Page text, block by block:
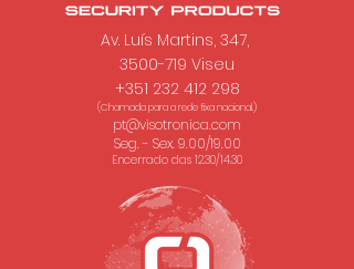
Av. Luís Martins, 347,
3500-719 Viseu
+351 232 412 298
(Chamada para a rede fixa nacional.)
pt@visotronica.com
Seg. - Sex. 9.00/19.00
Encerrado das 12.30/14.30